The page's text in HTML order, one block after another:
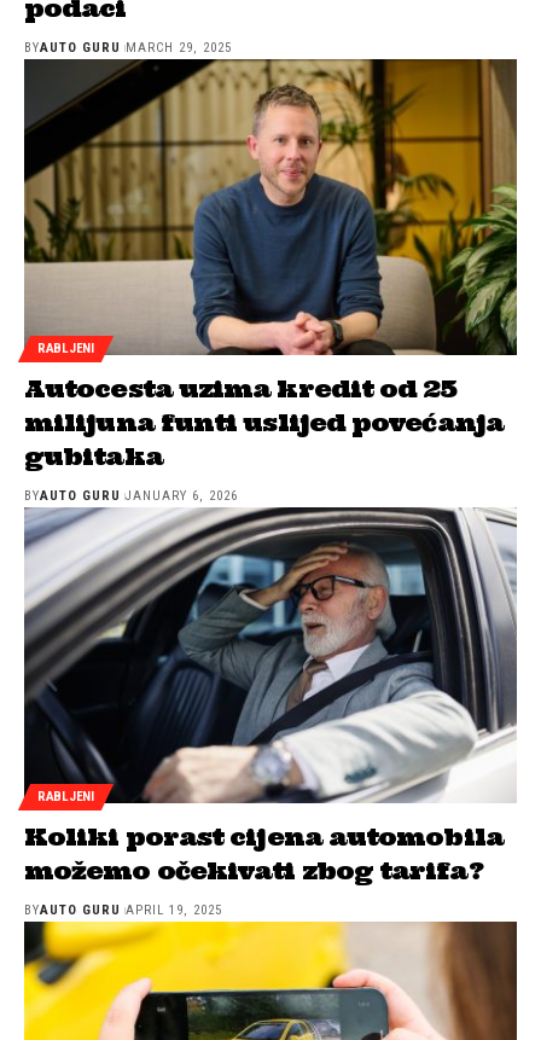
podaci
BYAUTO GURU MARCH 29, 2025
RABLJENI
Autocesta uzima kredit od 25
milijuna funti uslijed povećanja
gubitaka
BYAUTO GURU JANUARY 6, 2026
RABLJENI
Koliki porast cijena automobila
možemo očekivati zbog tarifa?
BYAUTO GURU APRIL 19, 2025